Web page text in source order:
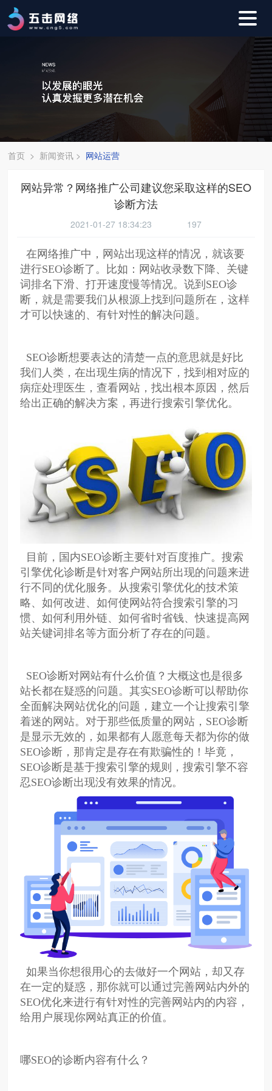
首页 > 新闻资讯 > 网站运营
网站异常？网络推广公司建议您采取这样的SEO
诊断方法
2021-01-27 18:34:23 197
在网络推广中，网站出现这样的情况，就该要
进行SEO诊断了。比如：网站收录数下降、关键
词排名下滑、打开速度慢等情况。说到SEO诊
断，就是需要我们从根源上找到问题所在，这样
才可以快速的、有针对性的解决问题。
SEO诊断想要表达的清楚一点的意思就是好比
我们人类，在出现生病的情况下，找到相对应的
病症处理医生，查看网站，找出根本原因，然后
给出正确的解决方案，再进行搜索引擎优化。
目前，国内SEO诊断主要针对百度推广。搜索
引擎优化诊断是针对客户网站所出现的问题来进
行不同的优化服务。从搜索引擎优化的技术策
略、如何改进、如何使网站符合搜索引擎的习
惯、如何利用外链、如何省时省钱、快速提高网
站关键词排名等方面分析了存在的问题。
SEO诊断对网站有什么价值？大概这也是很多
站长都在疑惑的问题。其实SEO诊断可以帮助你
全面解决网站优化的问题，建立一个让搜索引擎
着迷的网站。对于那些低质量的网站，SEO诊断
是显示无效的，如果都有人愿意每天都为你的做
SEO诊断，那肯定是存在有欺骗性的！毕竟，
SEO诊断是基于搜索引擎的规则，搜索引擎不容
忍SEO诊断出现没有效果的情况。
如果当你想很用心的去做好一个网站，却又存
在一定的疑惑，那你就可以通过完善网站内外的
SEO优化来进行有针对性的完善网站内的内容，
给用户展现你网站真正的价值。
哪SEO的诊断内容有什么？